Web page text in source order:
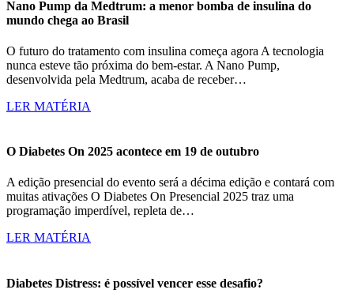
Nano Pump da Medtrum: a menor bomba de insulina do
mundo chega ao Brasil
O futuro do tratamento com insulina começa agora A tecnologia
nunca esteve tão próxima do bem-estar. A Nano Pump,
desenvolvida pela Medtrum, acaba de receber…
LER MATÉRIA
O Diabetes On 2025 acontece em 19 de outubro
A edição presencial do evento será a décima edição e contará com
muitas ativações O Diabetes On Presencial 2025 traz uma
programação imperdível, repleta de…
LER MATÉRIA
Diabetes Distress: é possível vencer esse desafio?